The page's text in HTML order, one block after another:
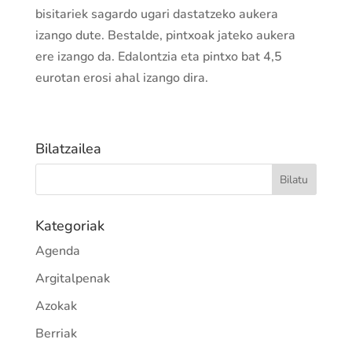
bisitariek sagardo ugari dastatzeko aukera
izango dute. Bestalde, pintxoak jateko aukera
ere izango da. Edalontzia eta pintxo bat 4,5
eurotan erosi ahal izango dira.
Bilatzailea
Kategoriak
Agenda
Argitalpenak
Azokak
Berriak